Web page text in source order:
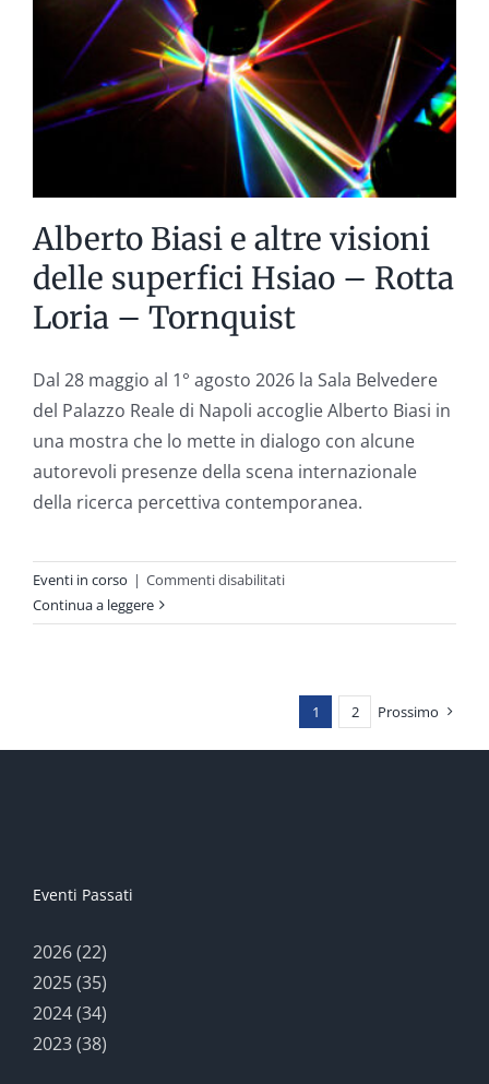
Alberto Biasi e altre visioni
delle superfici Hsiao – Rotta
Loria – Tornquist
Dal 28 maggio al 1° agosto 2026 la Sala Belvedere
del Palazzo Reale di Napoli accoglie Alberto Biasi in
una mostra che lo mette in dialogo con alcune
autorevoli presenze della scena internazionale
della ricerca percettiva contemporanea.
Eventi in corso | Commenti disabilitatisu
Biasi
visioni
delle
superfici
Continua a leggere
1 2 Prossimo
Eventi Passati
2026 (22)
2025 (35)
2024 (34)
2023 (38)